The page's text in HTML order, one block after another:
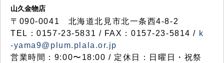
山久金物店
〒090-0041 北海道北見市北一条西4-8-2
TEL：0157-23-5831 / FAX：0157-23-5814 / k
-yama9@plum.plala.or.jp
営業時間：9:00〜18:00 / 定休日：日曜日・祝祭